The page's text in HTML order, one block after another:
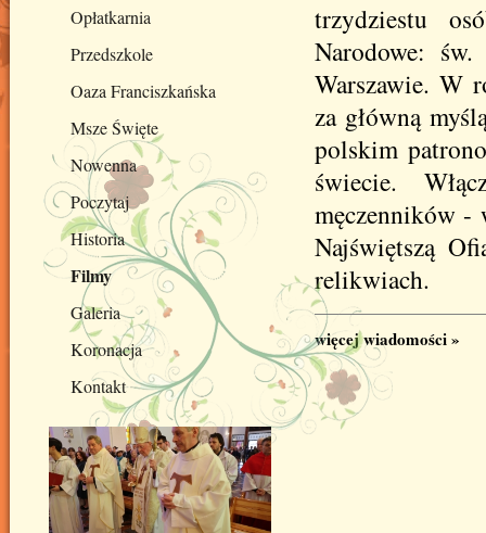
trzydziestu
Narodowe:
Warszawie. W
za główną
polskim
świecie.
męczenników -
Najświętszą
relikwiach.
więcej wiadomości »
Opłatkarnia
Przedszkole
Oaza Franciszkańska
Msze Święte
Nowenna
Poczytaj
Historia
Filmy
Galeria
Koronacja
Kontakt